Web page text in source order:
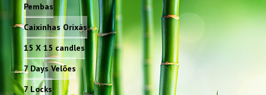
Pembas
Caixinhas Orixás
15 X 15 candles
7 Days Velões
7 Locks